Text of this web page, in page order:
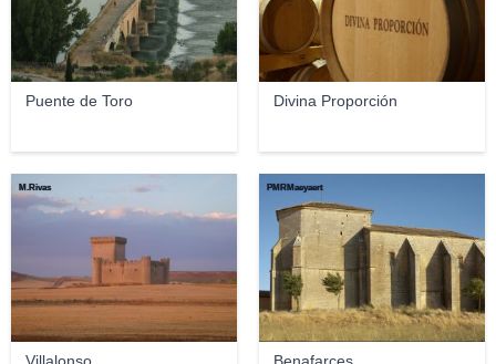
Puente de Toro Divina Proporción
M.Rivas PMRMaeyaert